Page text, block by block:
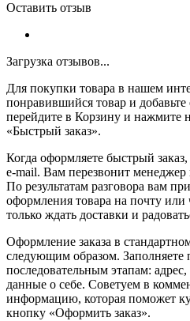
Оставить отзыв
Загрузка отзывов...
Для покупки товара в нашем
понравившийся товар и добавьте
перейдите в Корзину и нажмите
«Быстрый заказ».
Когда оформляете быстрый
e-mail. Вам перезвонит менеджер
По результатам разговора вам
оформления товара на почту
только ждать доставки и
Оформление заказа в
следующим образом.
последовательным этапам:
данные о себе. Советуем в
информацию, которая поможет
кнопку «Оформить заказ».